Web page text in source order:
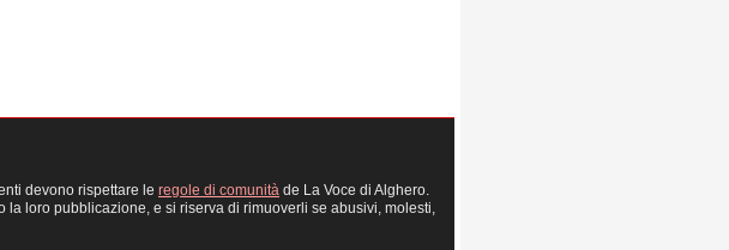
devono rispettare le regole di comunità de La Voce di Alghero.
la loro pubblicazione, e si riserva di rimuoverli se abusivi, molesti,